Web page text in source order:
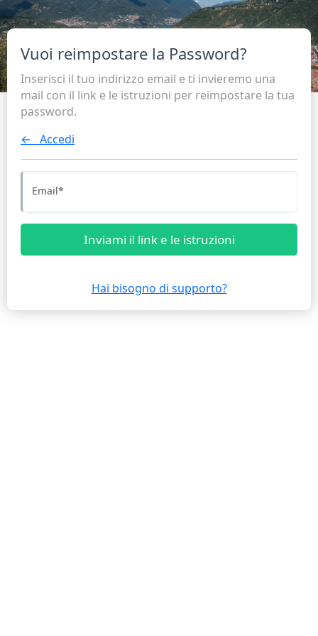
Vuoi reimpostare la Password?
Inserisci il tuo indirizzo email e ti invieremo una
mail con il link e le istruzioni per reimpostare la tua
password.
← Accedi
Email*
Inviami il link e le istruzioni
Hai bisogno di supporto?